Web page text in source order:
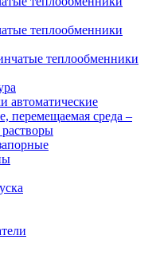
теплообменники
теплообменники
автоматические
перемещаемая среда –